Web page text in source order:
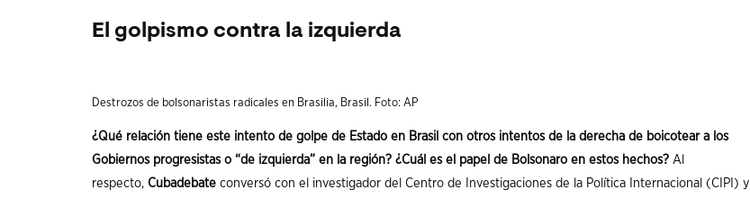
El golpismo contra la izquierda
Destrozos de bolsonaristas radicales en Brasilia, Brasil. Foto: AP
¿Qué relación tiene este intento de golpe de Estado en Brasil con otros intentos de la derecha de boicotear a los
Gobiernos progresistas o “de izquierda” en la región? ¿Cuál es el papel de Bolsonaro en estos hechos? Al
respecto, Cubadebate conversó con el investigador del Centro de Investigaciones de la Política Internacional (CIPI) y